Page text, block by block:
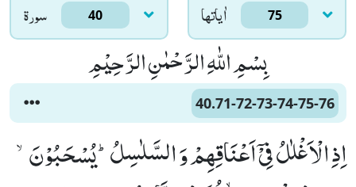
سورۃ 40 اٰياتها 75
بِسْمِ اللّٰهِ الرَّحْمٰنِ الرَّحِیْمِ
40.71-72-73-74-75-76
اِذِ الْاَغْلٰلُ فِیْۤ اَعْنَاقِهِمْ وَ السَّلٰسِلُؕ-یُسْحَبُوْنَۙ